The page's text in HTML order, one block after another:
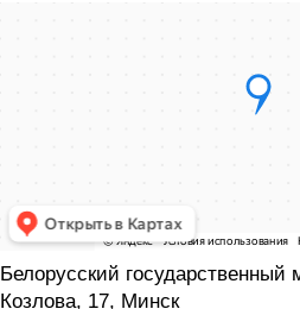
Белорусский
Козлова, 17, Минск